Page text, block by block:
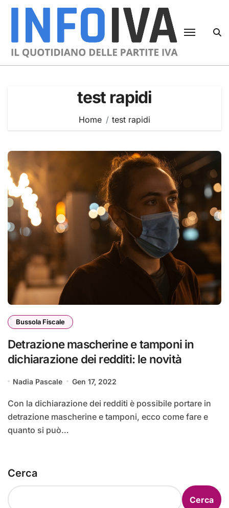
Skip
test rapidi
Home test rapidi
Bussola Fiscale
Detrazione mascherine e tamponi in
dichiarazione dei redditi: le novità
Nadia Pascale Gen 17, 2022
Con la dichiarazione dei redditi è possibile portare in
detrazione mascherine e tamponi, ecco come fare e
quanto si può…
Cerca
Cerca